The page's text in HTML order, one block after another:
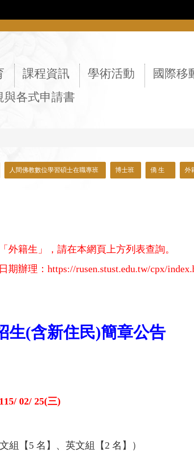
課程資訊 學術活動
國際移
與各式申請書
人間佛教數位學習碩士在職專班 博士班 僑 生 外
外籍生」，請在本網頁上方列表查詢。
期辦理： https://rusen.stust.edu.tw/cpx/
生(含新住民)簡章公告
02/ 25(三)
組【5 名】、英文組【2 名】）